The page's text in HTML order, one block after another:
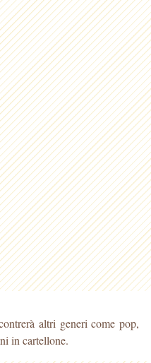
altri generi come pop,
in cartellone.